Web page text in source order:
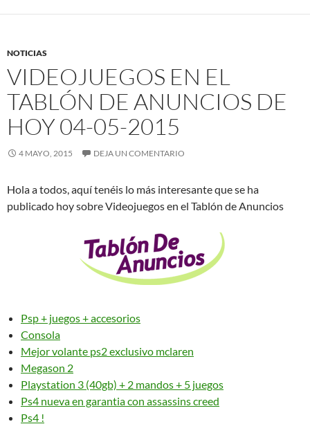
NOTICIAS
VIDEOJUEGOS EN EL
TABLÓN DE ANUNCIOS DE
HOY 04-05-2015
4 MAYO, 2015 DEJA UN COMENTARIO
Hola a todos, aquí tenéis lo más interesante que se ha
publicado hoy sobre Videojuegos en el Tablón de Anuncios
Psp + juegos + accesorios
Consola
Mejor volante ps2 exclusivo mclaren
Megason 2
Playstation 3 (40gb) + 2 mandos + 5 juegos
Ps4 nueva en garantia con assassins creed
Ps4 !